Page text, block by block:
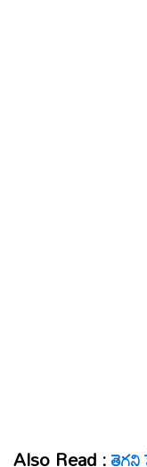
Also Read :తెగని